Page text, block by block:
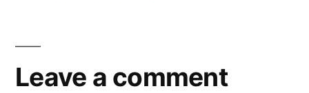
Leave a comment